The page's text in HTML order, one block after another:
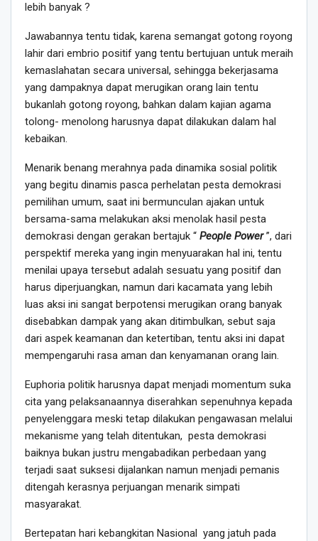
lebih banyak ?
Jawabannya tentu tidak, karena semangat gotong royong
lahir dari embrio positif yang tentu bertujuan untuk meraih
kemaslahatan secara universal, sehingga bekerjasama
yang dampaknya dapat merugikan orang lain tentu
bukanlah gotong royong, bahkan dalam kajian agama
tolong- menolong harusnya dapat dilakukan dalam hal
kebaikan.
Menarik benang merahnya pada dinamika sosial politik
yang begitu dinamis pasca perhelatan pesta demokrasi
pemilihan umum, saat ini bermunculan ajakan untuk
bersama-sama melakukan aksi menolak hasil pesta
demokrasi dengan gerakan bertajuk “ People Power”, dari
perspektif mereka yang ingin menyuarakan hal ini, tentu
menilai upaya tersebut adalah sesuatu yang positif dan
harus diperjuangkan, namun dari kacamata yang lebih
luas aksi ini sangat berpotensi merugikan orang banyak
disebabkan dampak yang akan ditimbulkan, sebut saja
dari aspek keamanan dan ketertiban, tentu aksi ini dapat
mempengaruhi rasa aman dan kenyamanan orang lain.
Euphoria politik harusnya dapat menjadi momentum suka
cita yang pelaksanaannya diserahkan sepenuhnya kepada
penyelenggara meski tetap dilakukan pengawasan melalui
mekanisme yang telah ditentukan, pesta demokrasi
baiknya bukan justru mengabadikan perbedaan yang
terjadi saat suksesi dijalankan namun menjadi pemanis
ditengah kerasnya perjuangan menarik simpati
masyarakat.
Bertepatan hari kebangkitan Nasional yang jatuh pada